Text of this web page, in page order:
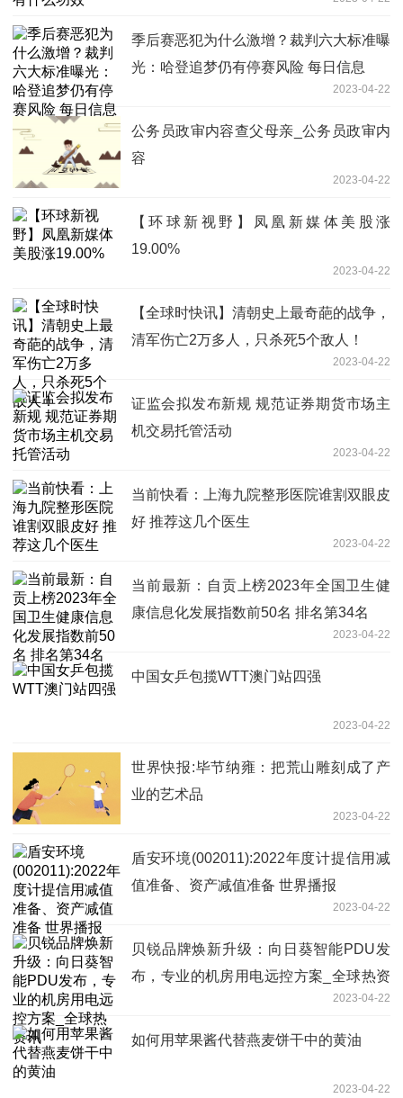
季后赛恶犯为什么激增？裁判六大标准曝
光：哈登追梦仍有停赛风险 每日信息
2023-04-22
公务员政审内容查父母亲_公务员政审内
容
2023-04-22
【环球新视野】凤凰新媒体美股涨
19.00%
2023-04-22
【全球时快讯】清朝史上最奇葩的战争，
清军伤亡2万多人，只杀死5个敌人！
2023-04-22
证监会拟发布新规 规范证券期货市场主
机交易托管活动
2023-04-22
当前快看：上海九院整形医院谁割双眼皮
好 推荐这几个医生
2023-04-22
当前最新：自贡上榜2023年全国卫生健
康信息化发展指数前50名 排名第34名
2023-04-22
中国女乒包揽WTT澳门站四强
2023-04-22
世界快报:毕节纳雍：把荒山雕刻成了产
业的艺术品
2023-04-22
盾安环境(002011):2022年度计提信用减
值准备、资产减值准备 世界播报
2023-04-22
贝锐品牌焕新升级：向日葵智能PDU发
布，专业的机房用电远控方案_全球热资
2023-04-22
如何用苹果酱代替燕麦饼干中的黄油
2023-04-22